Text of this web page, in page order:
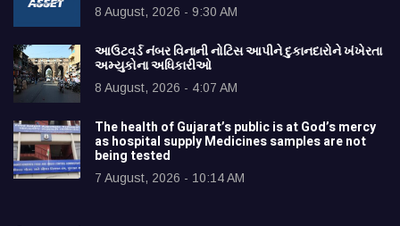
8 August, 2026 - 9:30 AM
આઉટવર્ડ નંબર વિનાની નોટિસ આપીને દુકાનદારોને ખંખેરતા
અમ્યુકોના અધિકારીઓ
8 August, 2026 - 4:07 AM
The health of Gujarat’s public is at God’s mercy
as hospital supply Medicines samples are not
being tested
7 August, 2026 - 10:14 AM